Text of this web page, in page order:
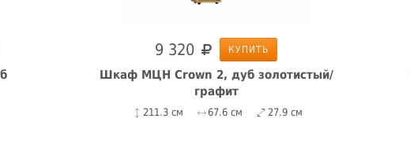
9 320 КУПИТЬ
Шкаф МЦН Crown 2, дуб золотистый/
графит
211.3 см 67.6 см 27.9 см